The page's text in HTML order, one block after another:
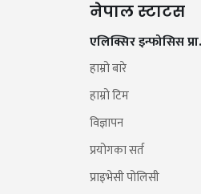
नेपाल स्टाटस
एलिक्सिर इन्फोसिस
हाम्रो बारे
हाम्रो टिम
विज्ञापन
प्रयोगका सर्त
प्राइभेसी पोलिसी